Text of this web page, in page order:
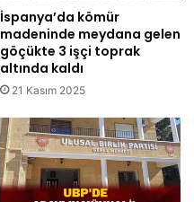
İspanya’da kömür
madeninde meydana gelen
göçükte 3 işçi toprak
altında kaldı
21 Kasım 2025